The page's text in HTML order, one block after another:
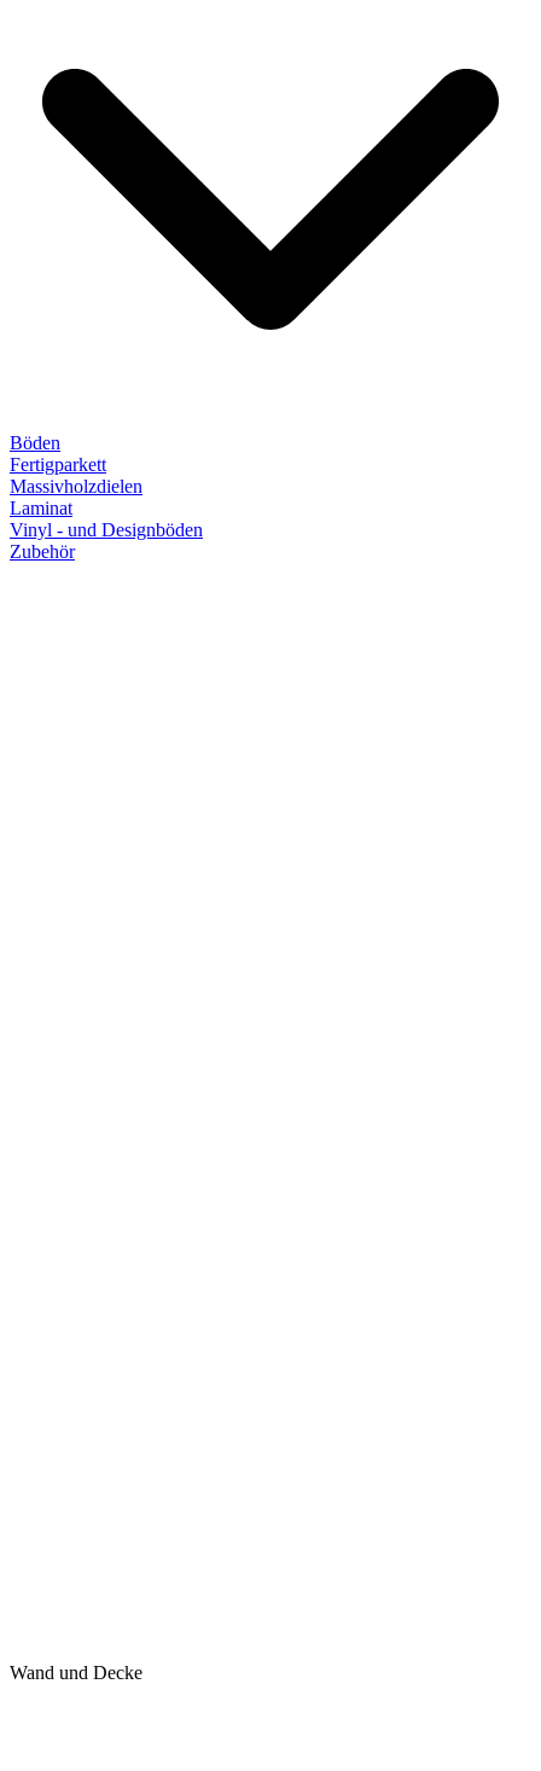
Böden
Fertigparkett
Massivholzdielen
Laminat
Vinyl - und Designböden
Zubehör
Wand und Decke